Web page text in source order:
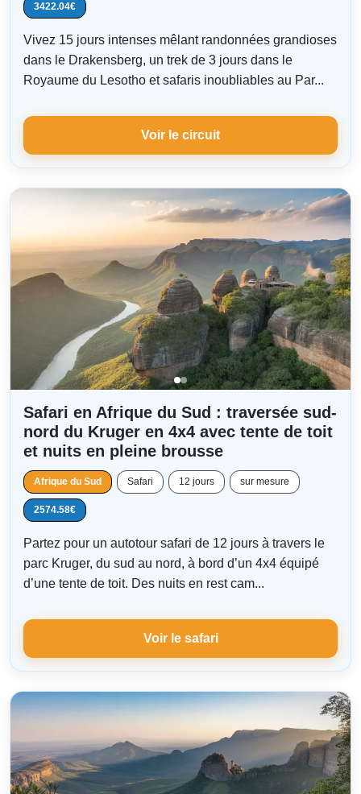
3422.04€
Vivez 15 jours intenses mêlant randonnées grandioses
dans le Drakensberg, un trek de 3 jours dans le
Royaume du Lesotho et safaris inoubliables au Par...
Voir le circuit
Safari en Afrique du Sud : traversée sud-
nord du Kruger en 4x4 avec tente de toit
et nuits en pleine brousse
Afrique du Sud Safari 12 jours sur mesure
2574.58€
Partez pour un autotour safari de 12 jours à travers le
parc Kruger, du sud au nord, à bord d’un 4x4 équipé
d’une tente de toit. Des nuits en rest cam...
Voir le safari